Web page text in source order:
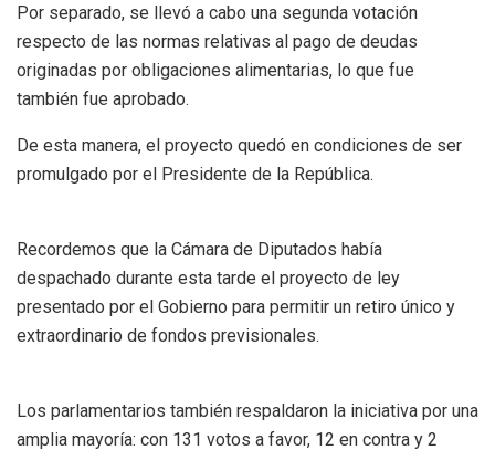
Por separado, se llevó a cabo una segunda votación
respecto de las normas relativas al pago de deudas
originadas por obligaciones alimentarias, lo que fue
también fue aprobado.
De esta manera, el proyecto quedó en condiciones de ser
promulgado por el Presidente de la República.
Recordemos que la Cámara de Diputados había
despachado durante esta tarde el proyecto de ley
presentado por el Gobierno para permitir un retiro único y
extraordinario de fondos previsionales.
Los parlamentarios también respaldaron la iniciativa por una
amplia mayoría: con 131 votos a favor, 12 en contra y 2